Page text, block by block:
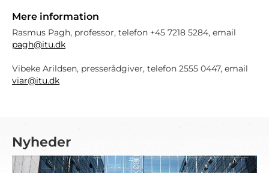
Mere information
Rasmus Pagh, professor, telefon +45 7218 5284, email
pagh@itu.dk
Vibeke Arildsen, presserådgiver, telefon 2555 0447, email
viar@itu.dk
Nyheder